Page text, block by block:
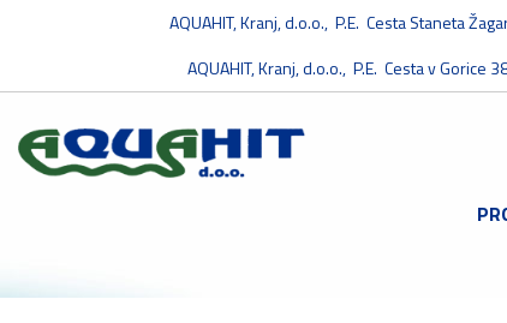
AQUAHIT, Kranj, d.o.o., P.E. Cesta Staneta
AQUAHIT, Kranj, d.o.o., P.E. Cesta v Gorice